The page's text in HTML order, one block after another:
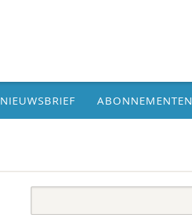
NIEUWSBRIEF ABONNEMENTEN